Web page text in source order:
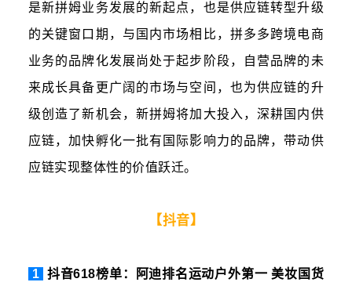
是新拼姆业务发展的新起点，也是供应链转型升级
的关键窗口期，与国内市场相比，拼多多跨境电商
业务的品牌化发展尚处于起步阶段，自营品牌的未
来成长具备更广阔的市场与空间，也为供应链的升
级创造了新机会，新拼姆将加大投入，深耕国内供
应链，加快孵化一批有国际影响力的品牌，带动供
应链实现整体性的价值跃迁。
【抖音】
1 抖音618榜单：阿迪排名运动户外第一 美妆国货